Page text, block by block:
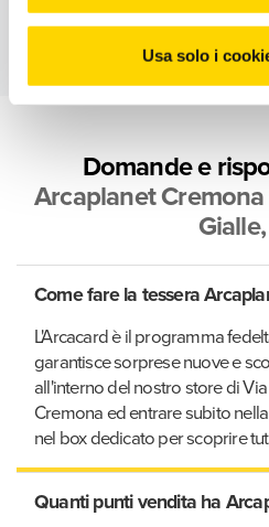
Usa solo i
Domande e
Arcaplanet
Come fare la tessera
L'Arcacard è il programma
garantisce sorprese nuove e
all'interno del nostro store di
Cremona ed entrare subito
nel box dedicato per scoprire
Quanti punti vendita ha